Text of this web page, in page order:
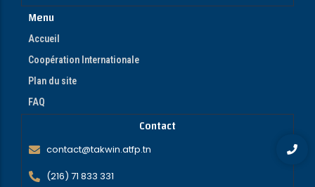
Menu
Accueil
Coopération Internationale
Plan du site
FAQ
Contact
contact@takwin.atfp.tn
(216) 71 833 331